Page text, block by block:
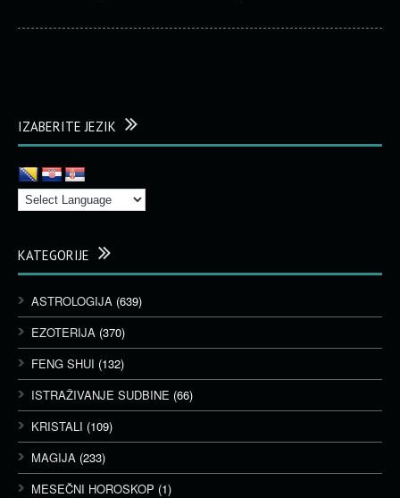
IZABERITE JEZIK
KATEGORIJE
ASTROLOGIJA (639)
EZOTERIJA (370)
FENG SHUI (132)
ISTRAŽIVANJE SUDBINE (66)
KRISTALI (109)
MAGIJA (233)
MESEČNI HOROSKOP (1)